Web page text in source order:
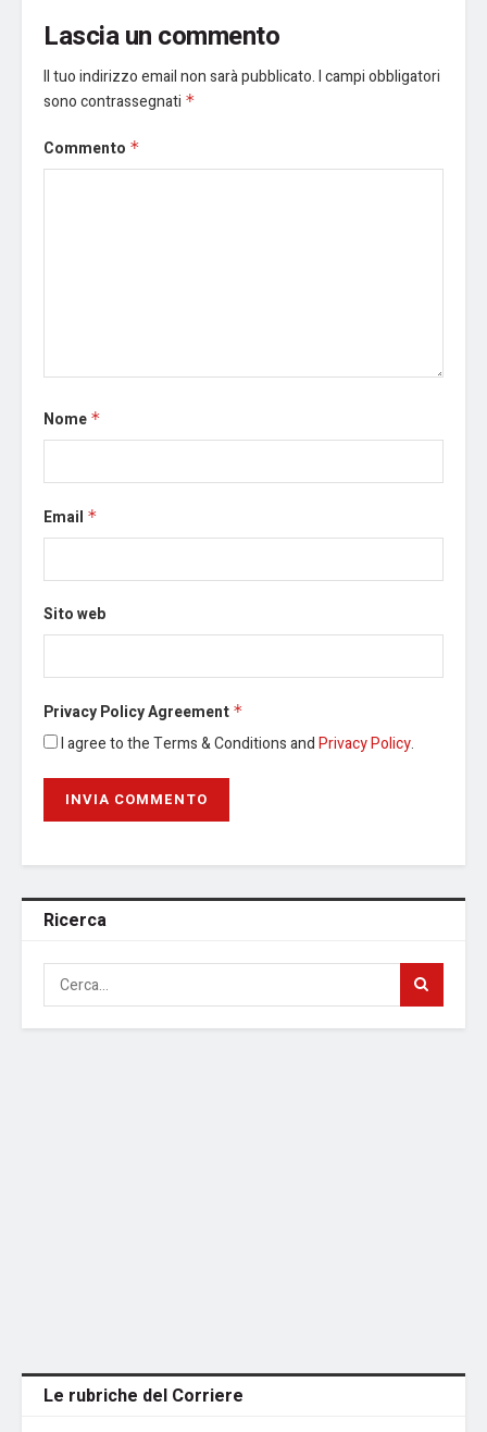
Lascia un commento
Il tuo indirizzo email non sarà pubblicato.I campi obbligatori
sono contrassegnati *
Commento *
Nome *
Email *
Sito web
Privacy Policy Agreement *
I agree to the Terms & Conditions andPrivacy Policy.
Ricerca
Le rubriche del Corriere